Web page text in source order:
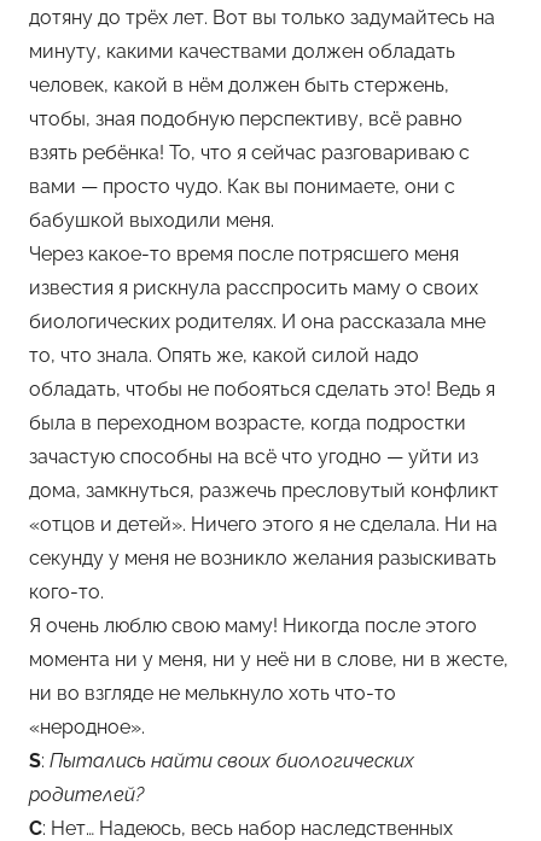
дотяну до трёх лет. Вот вы только задумайтесь на
минуту, какими качествами должен обладать
человек, какой в нём должен быть стержень,
чтобы, зная подобную перспективу, всё равно
взять ребёнка! То, что я сейчас разговариваю с
вами — просто чудо. Как вы понимаете, они с
бабушкой выходили меня.
Через какое-то время после потрясшего меня
известия я рискнула расспросить маму о своих
биологических родителях. И она рассказала мне
то, что знала. Опять же, какой силой надо
обладать, чтобы не побояться сделать это! Ведь я
была в переходном возрасте, когда подростки
зачастую способны на всё что угодно — уйти из
дома, замкнуться, разжечь пресловутый конфликт
«отцов и детей». Ничего этого я не сделала. Ни на
секунду у меня не возникло желания разыскивать
кого-то.
Я очень люблю свою маму! Никогда после этого
момента ни у меня, ни у неё ни в слове, ни в жесте,
ни во взгляде не мелькнуло хоть что-то
«неродное».
S: Пытались найти своих биологических
родителей?
С: Нет… Надеюсь, весь набор наследственных